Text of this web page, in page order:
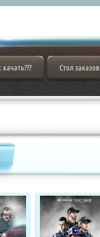
качать??? Стол заказов